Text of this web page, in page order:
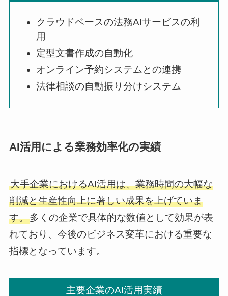
クラウドベースの法務AIサービスの利
用
定型文書作成の自動化
オンライン予約システムとの連携
法律相談の自動振り分けシステム
AI活用による業務効率化の実績
大手企業におけるAI活用は、業務時間の大幅な
削減と生産性向上に著しい成果を上げていま
す。多くの企業で具体的な数値として効果が表
れており、今後のビジネス変革における重要な
指標となっています。
主要企業のAI活用実績